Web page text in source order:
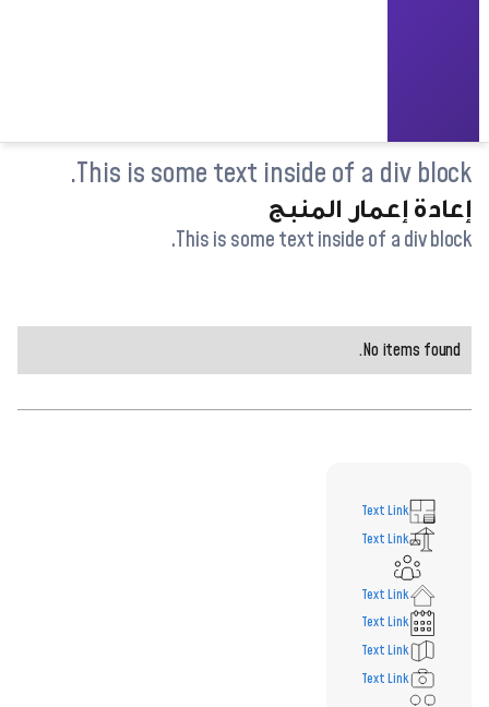
This is some text inside of a div block.
إعادة إعمار المنبج
This is some text inside of a div block.
No items found.
Text Link
Text Link
Text Link
Text Link
Text Link
Text Link